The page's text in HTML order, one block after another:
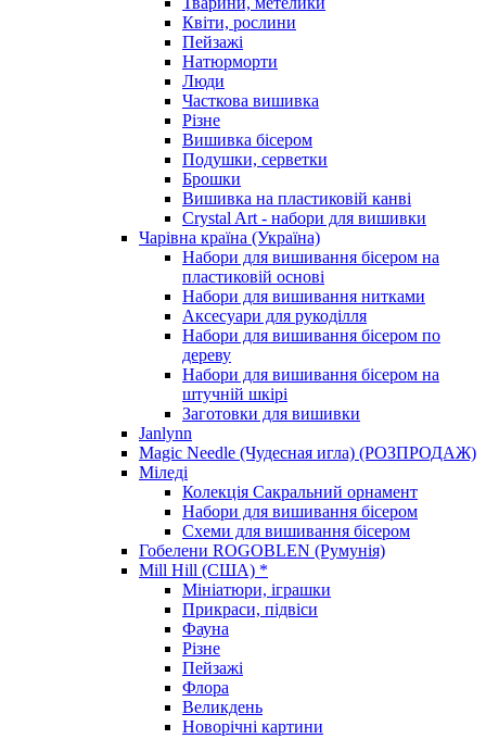
Квіти, рослини
Пейзажі
Натюрморти
Люди
Часткова вишивка
Різне
Вишивка бісером
Подушки, серветки
Брошки
Вишивка на пластиковій канві
Crystal Art - набори для вишивки
Чарівна країна (Україна)
Набори для вишивання бісером на
пластиковій основі
Набори для вишивання нитками
Аксесуари для рукоділля
Набори для вишивання бісером по
дереву
Набори для вишивання бісером на
штучній шкірі
Заготовки для вишивки
Janlynn
Magic Needle (Чудесная игла) (РОЗПРОДАЖ)
Міледі
Колекція Сакральний орнамент
Набори для вишивання бісером
Схеми для вишивання бісером
Гобелени ROGOBLEN (Румунія)
Mill Hill (США) *
Мініатюри, іграшки
Прикраси, підвіси
Фауна
Різне
Пейзажі
Флора
Великдень
Новорічні картини